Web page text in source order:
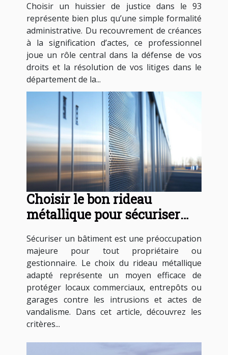
Choisir un huissier de justice dans le 93
représente bien plus qu’une simple formalité
administrative. Du recouvrement de créances
à la signification d’actes, ce professionnel
joue un rôle central dans la défense de vos
droits et la résolution de vos litiges dans le
département de la...
Choisir le bon rideau
métallique pour sécuriser
Sécuriser un bâtiment est une préoccupation
majeure pour tout propriétaire ou
gestionnaire. Le choix du rideau métallique
adapté représente un moyen efficace de
protéger locaux commerciaux, entrepôts ou
garages contre les intrusions et actes de
vandalisme. Dans cet article, découvrez les
critères...